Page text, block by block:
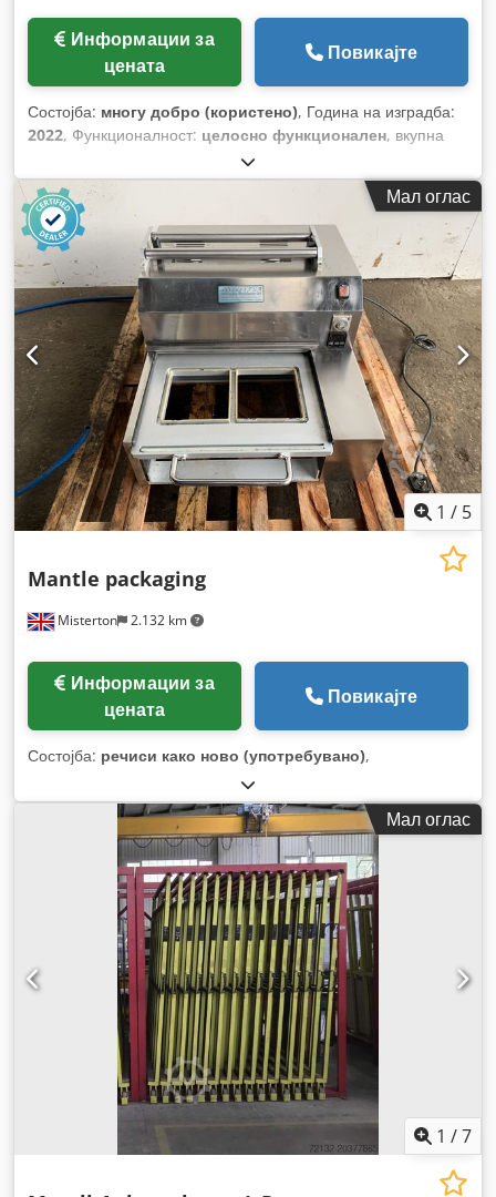
цената
Повикајте
Состојба: многу добро (користено), Година на изградба:
2022, Функционалност: целосно функционален, вкупна
Мал оглас
1 / 5
Misterton 2.132 km
Mantle packaging
цената
Повикајте
Состојба: речиси како ново (употребувано),
Мал оглас
1 /7